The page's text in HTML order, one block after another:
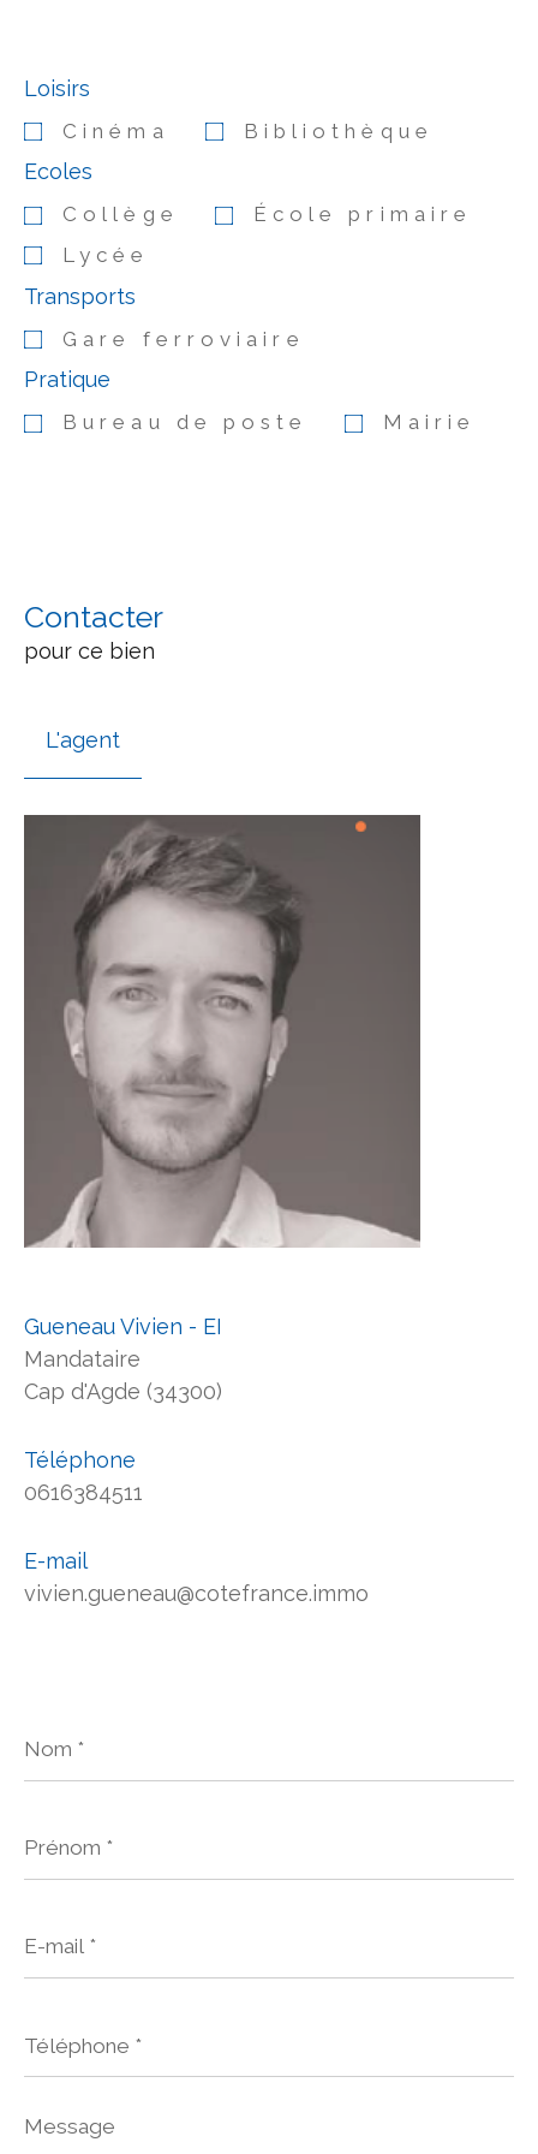
Loisirs
Cinéma Bibliothèque
Ecoles
Collège
École primaire
Lycée
Transports
Gare ferroviaire
Pratique
Bureau de poste Mairie
Contacter
pour ce bien
L'agent
Gueneau Vivien - EI
Mandataire
Cap d'Agde (34300)
Téléphone
0616384511
E-mail
vivien.gueneau@cotefrance.immo
*
*
mail
*
Message